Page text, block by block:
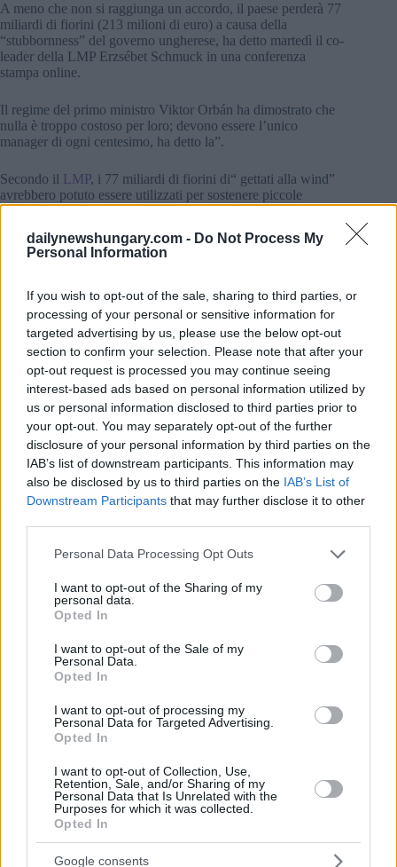
dailynewshungary.com - Do Not Process My
Personal Information
If you wish to opt-out of the sale, sharing to third parties, or
processing of your personal or sensitive information for
targeted advertising by us, please use the below opt-out
section to confirm your selection. Please note that after your
opt-out request is processed you may continue seeing
interest-based ads based on personal information utilized by
us or personal information disclosed to third parties prior to
your opt-out. You may separately opt-out of the further
disclosure of your personal information by third parties on the
IAB’s list of downstream participants. This information may
also be disclosed by us to third parties on the IAB’s List of
Downstream Participants that may further disclose it to other
Please note that this website/app uses one or more Google
not limited to your visit or usage behaviour. You may click to
grant or deny consent to Google and its third-party tags to
use your data for below specified purposes in below Google
consent section.
Personal Data Processing Opt Outs
I want to opt-out of the Sharing of my
personal data.
Opted In
I want to opt-out of the Sale of my
Personal Data.
Opted In
I want to opt-out of processing my
Personal Data for Targeted Advertising.
Opted In
I want to opt-out of Collection, Use,
Retention, Sale, and/or Sharing of my
Personal Data that Is Unrelated with the
Purposes for which it was collected.
Opted In
Google consents
A meno che non si raggiunga un accordo, il paese perderà 77
miliardi di fiorini (213 milioni di euro) a causa della
“stubbornness” del governo ungherese, ha detto martedì il co-
leader della LMP Erzsébet Schmuck in una conferenza
stampa online.
Il regime del primo ministro Viktor Orbán ha dimostrato che
nulla è troppo costoso per loro; devono essere l’unico
manager di ogni centesimo, ha detto la”.
Secondo il LMP, i 77 miliardi di fiorini di“ gettati alla wind”
avrebbero potuto essere utilizzati per sostenere piccole
imprese, progetti sanitari e di protezione del clima, inclusi 4
economia #economia ungherese #governo ungherese
lmp #Norvegia #ungheria
Leave a Reply
Your email address will not be published. Required fields are marked
Name*
Email*
Website
Add Comment*
next time I comment.